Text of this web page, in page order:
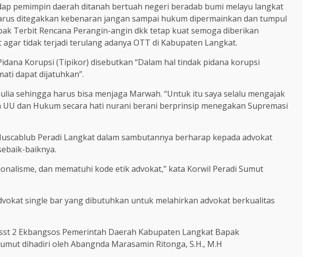
pemimpin daerah ditanah bertuah negeri beradab bumi melayu langkat
ditegakkan kebenaran jangan sampai hukum dipermainkan dan tumpul
Terbit Rencana Perangin-angin dkk tetap kuat semoga diberikan
tidak terjadi terulang adanya OTT di Kabupaten Langkat.
Korupsi (Tipikor) disebutkan “Dalam hal tindak pidana korupsi
dapat dijatuhkan”.
sehingga harus bisa menjaga Marwah. “Untuk itu saya selalu mengajak
dan Hukum secara hati nurani berani berprinsip menegakan Supremasi
Peradi Langkat dalam sambutannya berharap kepada advokat
baiknya.
dan mematuhi kode etik advokat,” kata Korwil Peradi Sumut
single bar yang dibutuhkan untuk melahirkan advokat berkualitas
2 Ekbangsos Pemerintah Daerah Kabupaten Langkat Bapak
dihadiri oleh Abangnda Marasamin Ritonga, S.H., M.H